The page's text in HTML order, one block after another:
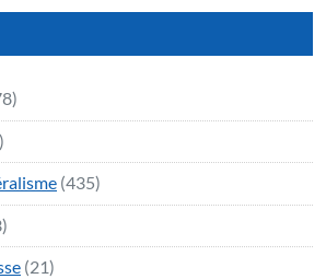
(435)
(21)